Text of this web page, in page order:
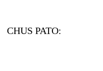
CHUS PATO: